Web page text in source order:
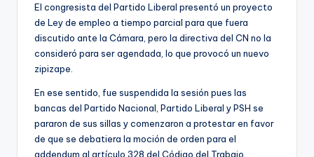
El congresista del Partido Liberal presentó un proyecto
de Ley de empleo a tiempo parcial para que fuera
discutido ante la Cámara, pero la directiva del CN no la
consideró para ser agendada, lo que provocó un nuevo
zipizape.
En ese sentido, fue suspendida la sesión pues las
bancas del Partido Nacional, Partido Liberal y PSH se
pararon de sus sillas y comenzaron a protestar en favor
de que se debatiera la moción de orden para el
addendum al artículo 328 del Código del Trabajo.